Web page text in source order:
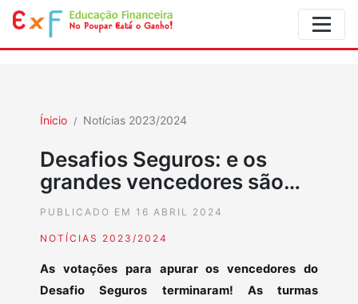
Ínicio Notícias 2023/2024
Desafios Seguros: e os
grandes vencedores são…
PUBLICADO EM 16 ABRIL 2024
NOTÍCIAS 2023/2024
As votações para apurar os vencedores do
Desafio Seguros terminaram! As turmas